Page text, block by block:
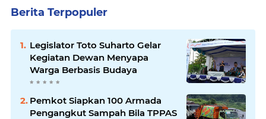
Berita Terpopuler
Legislator Toto Suharto Gelar
Kegiatan Dewan Menyapa
Warga Berbasis Budaya
Pemkot Siapkan 100 Armada
Pengangkut Sampah Bila TPPAS